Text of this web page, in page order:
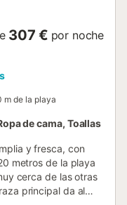
307 € por noche
m de la playa
de cama, Toallas
y fresca, con
metros de la playa
cerca de las otras
principal da al